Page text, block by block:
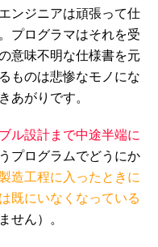
ンジニアは頑張って仕
プログラマはそれを受
意味不明な仕様書を元
ものは悲惨なモノにな
あがりです。
ル設計まで中途半端に
プログラムでどうにか
造工程に入ったときに
既にいなくなっている
せん）。